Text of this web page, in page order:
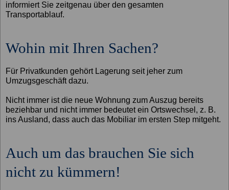
informiert Sie zeitgenau über den gesamten
Transportablauf.
Wohin mit Ihren Sachen?
Für Privatkunden gehört Lagerung seit jeher zum
Umzugsgeschäft dazu.
Nicht immer ist die neue Wohnung zum Auszug bereits
beziehbar und nicht immer bedeutet ein Ortswechsel, z. B.
ins Ausland, dass auch das Mobiliar im ersten Step mitgeht.
Auch um das brauchen Sie sich
nicht zu kümmern!